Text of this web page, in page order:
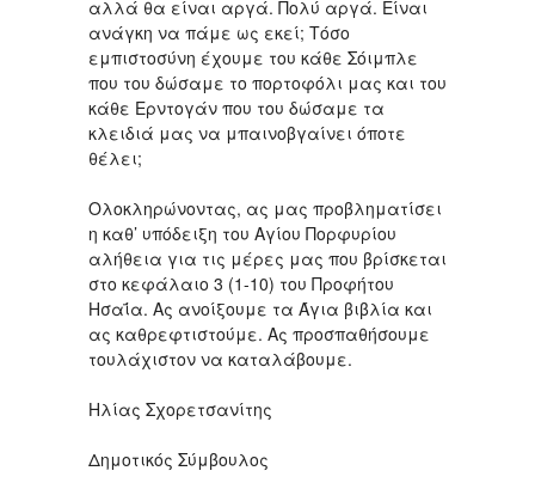
αλλά θα είναι αργά. Πολύ αργά. Είναι
ανάγκη να πάμε ως εκεί; Τόσο
εμπιστοσύνη έχουμε του κάθε Σόιμπλε
που του δώσαμε το πορτοφόλι μας και του
κάθε Ερντογάν που του δώσαμε τα
κλειδιά μας να μπαινοβγαίνει όποτε
θέλει;
Ολοκληρώνοντας, ας μας προβληματίσει
η καθ’ υπόδειξη του Αγίου Πορφυρίου
αλήθεια για τις μέρες μας που βρίσκεται
στο κεφάλαιο 3 (1-10) του Προφήτου
Ησαΐα. Ας ανοίξουμε τα Άγια βιβλία και
ας καθρεφτιστούμε. Ας προσπαθήσουμε
τουλάχιστον να καταλάβουμε.
Ηλίας Σχορετσανίτης
Δημοτικός Σύμβουλος